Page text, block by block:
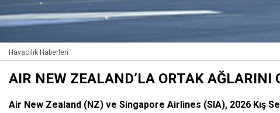
Havacılık Haberleri
AIR NEW ZEALAND’LA ORTAK AĞLARINI
Air New Zealand (NZ) ve Singapore Airlines (SIA), 2026 Kış